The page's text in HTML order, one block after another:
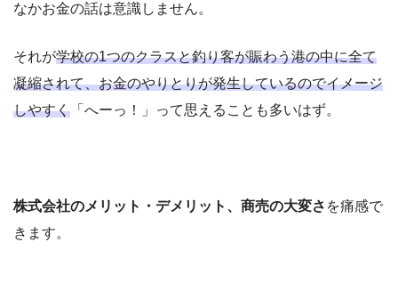
なかお金の話は意識しません。
それが学校の1つのクラスと釣り客が賑わう港の中に全て
凝縮されて、お金のやりとりが発生しているのでイメージ
しやすく 「へーっ！」って思えることも多いはず。
株式会社のメリット・デメリット、商売の大変さ を痛感で
きます。